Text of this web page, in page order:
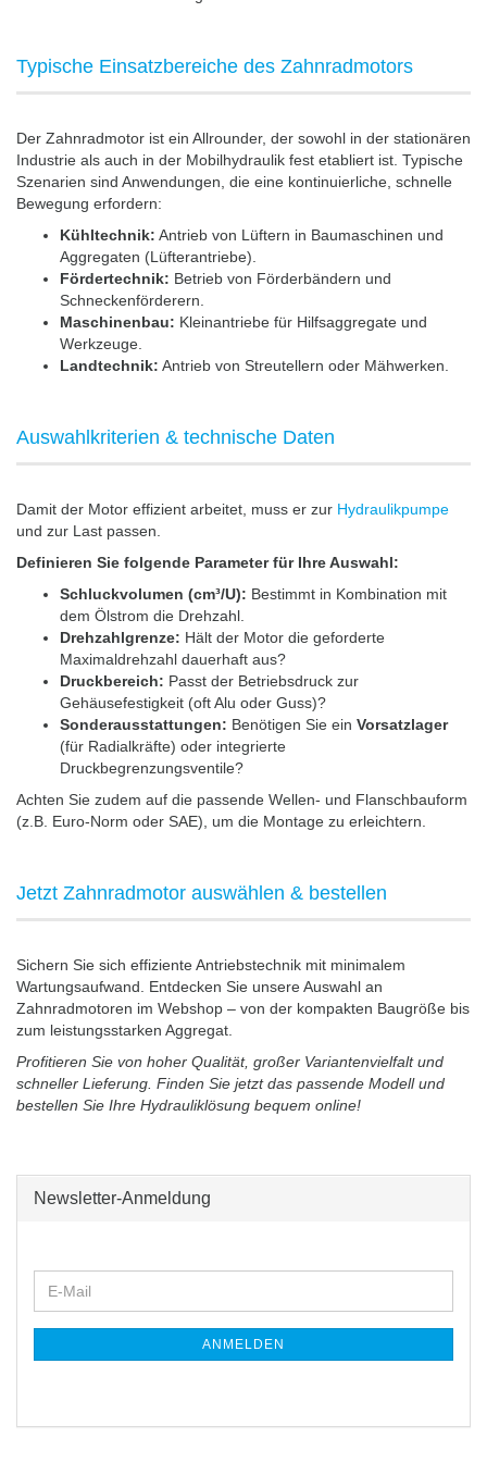
Typische Einsatzbereiche des Zahnradmotors
Der Zahnradmotor ist ein Allrounder, der sowohl in der stationären
Industrie als auch in der Mobilhydraulik fest etabliert ist. Typische
Szenarien sind Anwendungen, die eine kontinuierliche, schnelle
Bewegung erfordern:
Kühltechnik: Antrieb von Lüftern in Baumaschinen und
Aggregaten (Lüfterantriebe).
Fördertechnik: Betrieb von Förderbändern und
Schneckenförderern.
Maschinenbau: Kleinantriebe für Hilfsaggregate und
Werkzeuge.
Landtechnik: Antrieb von Streutellern oder Mähwerken.
Auswahlkriterien & technische Daten
Damit der Motor effizient arbeitet, muss er zur Hydraulikpumpe
und zur Last passen.
Definieren Sie folgende Parameter für Ihre Auswahl:
Schluckvolumen (cm³/U): Bestimmt in Kombination mit
dem Ölstrom die Drehzahl.
Drehzahlgrenze: Hält der Motor die geforderte
Maximaldrehzahl dauerhaft aus?
Druckbereich: Passt der Betriebsdruck zur
Gehäusefestigkeit (oft Alu oder Guss)?
Sonderausstattungen: Benötigen Sie ein Vorsatzlager
(für Radialkräfte) oder integrierte
Druckbegrenzungsventile?
Achten Sie zudem auf die passende Wellen- und Flanschbauform
(z.B. Euro-Norm oder SAE), um die Montage zu erleichtern.
Jetzt Zahnradmotor auswählen & bestellen
Sichern Sie sich effiziente Antriebstechnik mit minimalem
Wartungsaufwand. Entdecken Sie unsere Auswahl an
Zahnradmotoren im Webshop – von der kompakten Baugröße bis
zum leistungsstarken Aggregat.
Profitieren Sie von hoher Qualität, großer Variantenvielfalt und
schneller Lieferung. Finden Sie jetzt das passende Modell und
bestellen Sie Ihre Hydrauliklösung bequem online!
Newsletter-Anmeldung
ZUR
E-
Mail
ANMELDEN